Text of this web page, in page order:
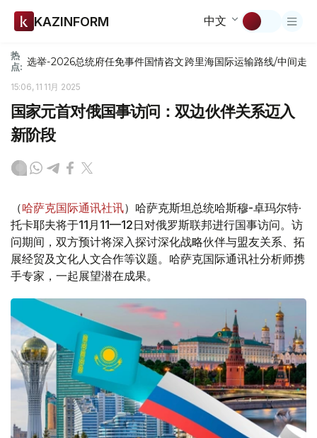
KAZINFORM 中文
热
点: 选举-2026总统府任免事件国情咨文跨里海国际运输路线/中间走廊
15:06, 11 11月 2025
国家元首对俄国事访问：双边伙伴关系迈入
新阶段
（哈萨克国际通讯社讯）哈萨克斯坦总统哈斯穆-卓玛尔特·
托卡耶夫将于11月11—12日对俄罗斯联邦进行国事访问。访
问期间，双方预计将深入探讨深化战略伙伴与盟友关系、拓
展经贸及文化人文合作等议题。哈萨克国际通讯社分析师携
手专家，一起展望潜在成果。